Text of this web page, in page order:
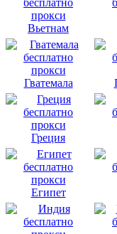
Вьетнам
Гватемала
Греция
Египет